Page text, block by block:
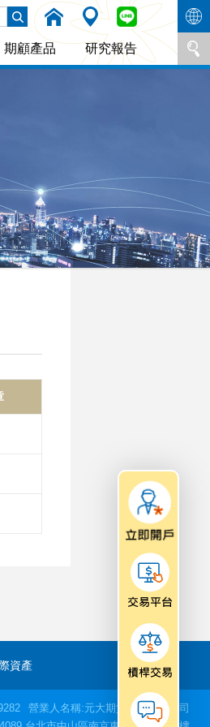
期顧產品 研究報告
資產
營業人名稱:元大期貨股份有限公司